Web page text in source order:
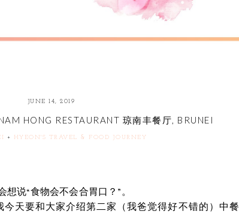
JUNE 14, 2019
HONG RESTAURANT 琼南丰餐厅, BRUNEI
+ HYEON'S TRAVEL & FOOD JOURNEY
说“食物会不会合胃口？”。
天要和大家介绍第二家（我爸觉得好不错的）中餐